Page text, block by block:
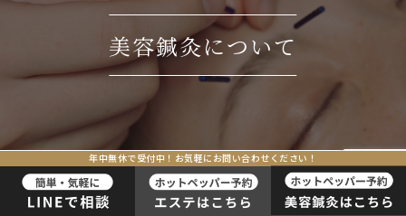
美容鍼灸について
年中無休で受付中！お気軽にお問い合わせください！